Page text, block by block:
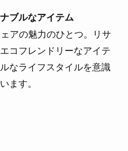
ブルなアイテム
アの魅力のひとつ。リサ
コフレンドリーなアイテ
なライフスタイルを意識
ます。